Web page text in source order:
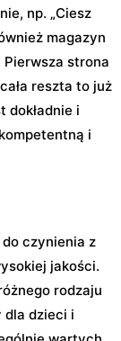
np. „Ciesz
magazyn
strona
reszta to już
dokładnie i
i
czynienia z
jakości.
rodzaju
dla dzieci i